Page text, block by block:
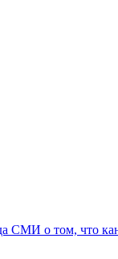
СМИ о том, что